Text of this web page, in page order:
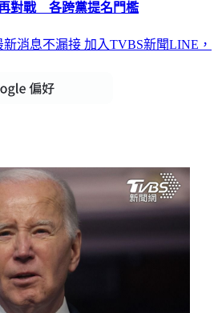
對戰 各跨黨提名門檻
新消息不漏接 加入TVBS新聞LINE，